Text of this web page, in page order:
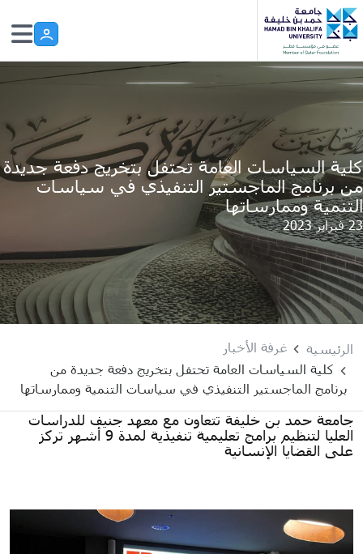
Skip to main content
كلية السياسات العامة تحتفل بتخريج دفعة جديدة
من برنامج الماجستير التنفيذي في سياسات
التنمية وممارساتها
23 فبراير 2023
الرئيسية
غرفة الأخبار
كلية السياسات العامة تحتفل بتخريج دفعة جديدة من
برنامج الماجستير التنفيذي في سياسات التنمية وممارساتها
جامعة حمد بن خليفة تتعاون مع معهد جنيف للدراسات
العليا لتنظيم برامج تعليمية تنفيذية لمدة 9 أشهر تركز
على القضايا الإنسانية